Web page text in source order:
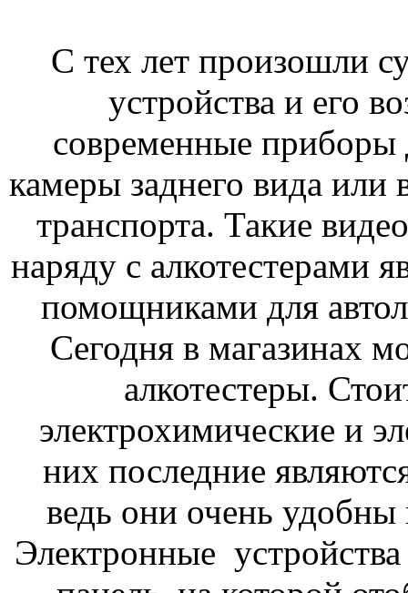
С тех лет произошли
устройства и его
современные приборы
камеры заднего вида или
транспорта. Такие
наряду с алкотестерами
помощниками для
Сегодня в магазинах
алкотестеры.
электрохимические и
них последние
ведь они очень
Электронные